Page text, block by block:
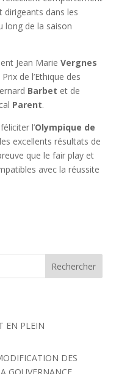
dirigeants dans les
long de la saison
Jean Marie Vergnes
de l’Ethique des
Barbet et de
Parent.
l’Olympique de
excellents résultats de
que le fair play et
avec la réussite
Rechercher
EN PLEIN
DES